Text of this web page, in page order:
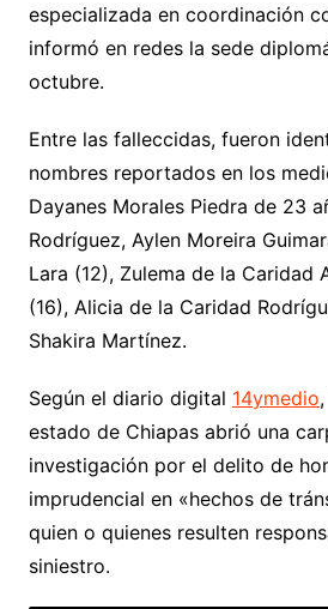
especializada en coordinación
informó en redes la sede
octubre.
Entre las falleccidas, fueron
nombres reportados en los
Dayanes Morales Piedra de 23
Rodríguez, Aylen Moreira
Lara (12), Zulema de la Caridad
(16), Alicia de la Caridad
Shakira Martínez.
Según el diario digital 14ymedio
estado de Chiapas abrió una
investigación por el delito de
imprudencial en «hechos de
quien o quienes resulten
siniestro.